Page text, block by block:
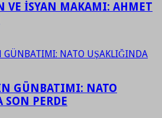
VE İSYAN MAKAMI: AHMET
GÜNBATIMI: NATO
PERDE